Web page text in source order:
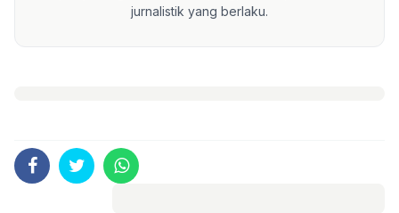
jurnalistik yang berlaku.